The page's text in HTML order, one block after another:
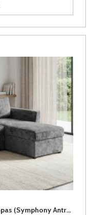
NEW NEESON (III gr.) minkštas kampas (Symphony Antracite-20)